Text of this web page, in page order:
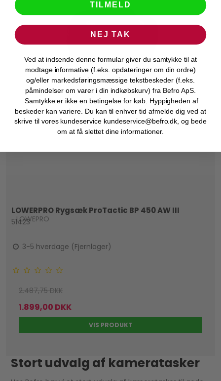
LOWERPRO Rygsæk ProTactic BP 450 AW III
LOWEPRO
51423
3-5 hverdage (Fjernlager)
2.487,75 DKK
1.899,00 DKK
VIS PRODUKT
Stort udvalg af kameratasker
TILMELD
NEJ TAK
Ved at indsende denne formular giver du samtykke til at
modtage informative (f.eks. opdateringer om din ordre)
og/eller markedsføringsmæssige tekstbeskeder (f.eks.
påmindelser om varer i din indkøbskurv) fra Befro ApS.
Samtykke er ikke en betingelse for køb. Hyppigheden af
beskeder kan variere. Du kan til enhver tid afmelde dig ved at
skrive til vores kundeservice kundeservice@befro.dk, og bede
om at få slettet dine informationer.